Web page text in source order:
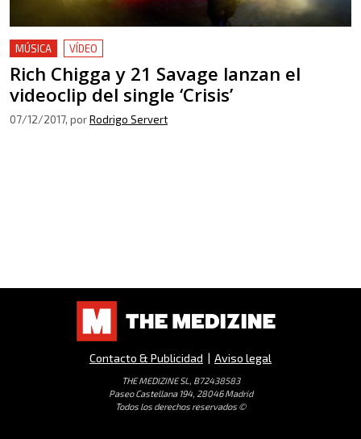
MÚSICA VÍDEO
Rich Chigga y 21 Savage lanzan el
videoclip del single ‘Crisis’
07/12/2017, porRodrigo Servert
Contacto & Publicidad | Aviso legal
THE MEDIZINE SL, B72438583
Paseo Castellana 194, 28046 Madrid
Todos los derechos reservados ©